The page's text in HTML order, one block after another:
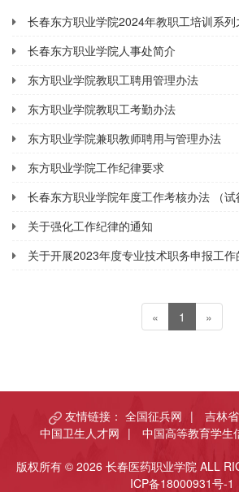
长春东方职业学院2024年教职工培训系列之 新入职教师岗前
长春东方职业学院人事处简介
东方职业学院教职工聘用管理办法
东方职业学院教职工考勤办法
东方职业学院兼职教师聘用与管理办法
东方职业学院工作纪律要求
长春东方职业学院年度工作考核办法 （试
关于强化工作纪律的通知
关于开展2023年度专业技术职务申报工作
« 1 »
友情链接： 全国征兵网 | 吉林
中国卫生人才网 | 中国高等教育学生
版权所有 © 2026 长春医药职业学院 ALL
ICP备18000931号-1